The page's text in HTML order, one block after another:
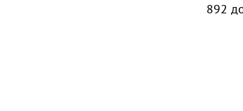
892